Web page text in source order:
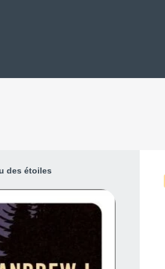
des étoiles